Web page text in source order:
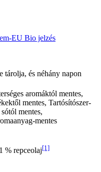
EU Bio jelzés
tárolja, és néhány napon
aromáktól mentes,
mentes, Tartósítószer-
mentes,
mentes
% repceolaj[1]